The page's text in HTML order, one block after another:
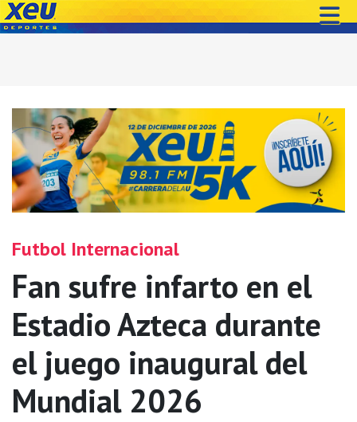
Futbol Internacional
Fan sufre infarto en el
Estadio Azteca durante
el juego inaugural del
Mundial 2026